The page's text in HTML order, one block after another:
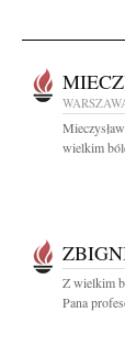
wielkim
Z wielkim
Pana